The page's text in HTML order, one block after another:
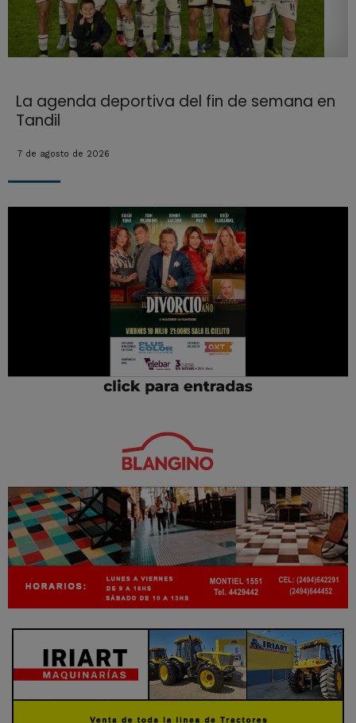
La agenda deportiva del fin de semana en
Tandil
7 de agosto de 2026